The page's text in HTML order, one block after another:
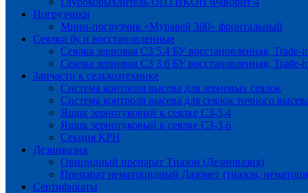
Погрузчики
Мини-погрузчик «Муравей 300» фронтальный
Сеялки бу и восстановленные
Сеялка зерновая СЗ 5.4 БУ восстановленная, Trade-
Сеялка зерновая СЗ 3.6 БУ восстановленная, Trade-
Запчасти к сельхозтехнике
Система контроля высева для зерновых сеялок
Система контроля высева для сеялок точного
Ящик зернотуковый к сеялке СЗ-5,4
Ящик зернотуковый к сеялке СЗ-3,6
Секция КРН
Дезинвазия
Овицидный препарат Тиазон (Дезинвазия)
Препарат нематоцидный Дазомет (тиазон,
Сертификаты